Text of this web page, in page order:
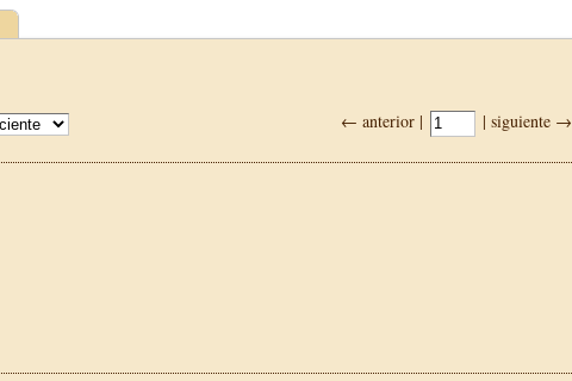
← anterior | | siguiente →